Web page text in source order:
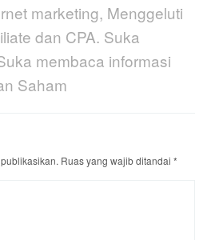
marketing, Menggeluti
dan CPA. Suka
membaca informasi
Saham
Ruas yang wajib ditandai *